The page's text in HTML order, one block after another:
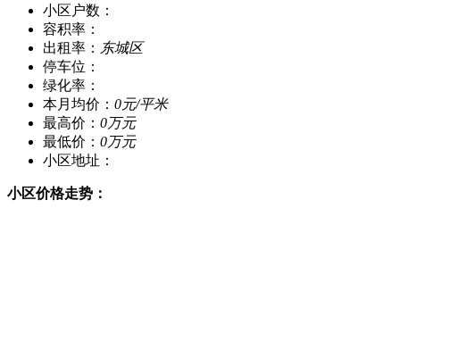
小区户数：
容积率：
出租率： 东城区
停车位：
绿化率：
本月均价： 0元/平米
最高价： 0万元
最低价： 0万元
小区地址：
小区价格走势：